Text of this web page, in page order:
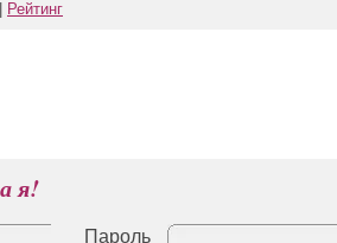
Рейтинг
я!
Пароль